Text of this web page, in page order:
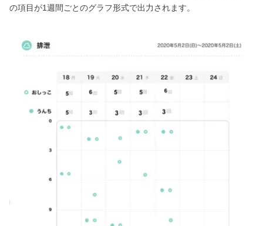
の項目が1週間ごとのグラフ形式で出力されます。